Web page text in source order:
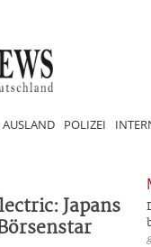
AUSLAND POLIZEI
Japans